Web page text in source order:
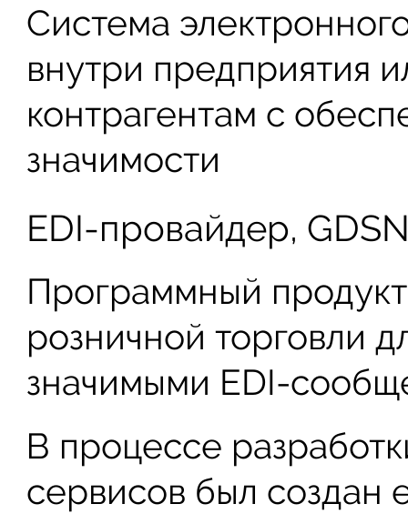
Система
внутри предприятия
контрагентам с
значимости
EDI-провайдер,
Программный
розничной торговли
значимыми EDI-
В процессе
сервисов был создан